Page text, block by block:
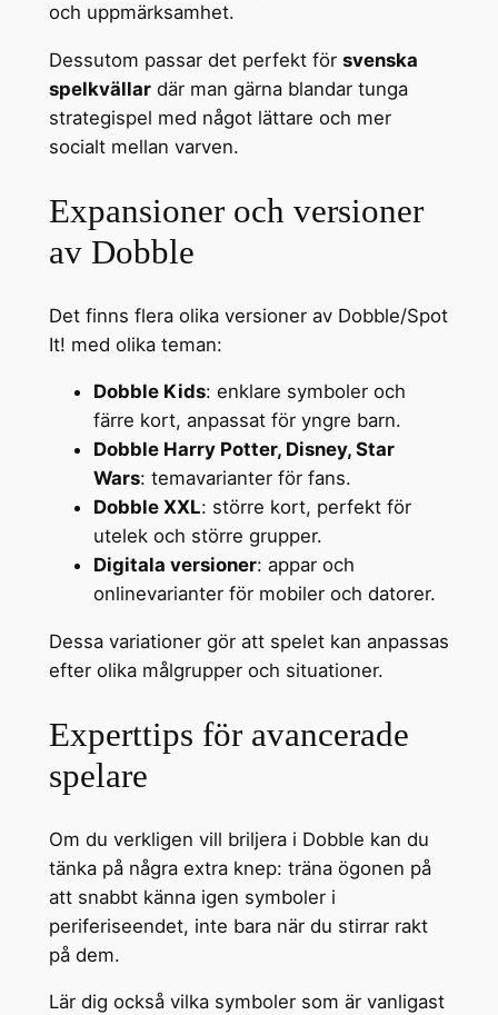
och uppmärksamhet.
Dessutom passar det perfekt för svenska
spelkvällardär man gärna blandar tunga
strategispel med något lättare och mer
socialt mellan varven.
Expansioner och versioner
av Dobble
Det finns flera olika versioner av Dobble/Spot
It! med olika teman:
Dobble Kids: enklare symboler och
färre kort, anpassat för yngre barn.
Dobble Harry Potter, Disney, Star
Wars: temavarianter för fans.
Dobble XXL: större kort, perfekt för
utelek och större grupper.
Digitala versioner: appar och
onlinevarianter för mobiler och datorer.
Dessa variationer gör att spelet kan anpassas
efter olika målgrupper och situationer.
Experttips för avancerade
spelare
Om du verkligen vill briljera i Dobble kan du
tänka på några extra knep: träna ögonen på
att snabbt känna igen symboler i
periferiseendet, inte bara när du stirrar rakt
på dem.
Lär dig också vilka symboler som är vanligast